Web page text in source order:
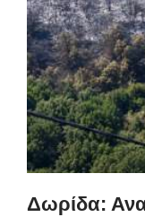
Δωρίδα: